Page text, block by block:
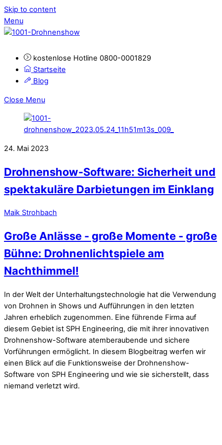
Skip to content
Menu
kostenlose Hotline 0800-0001829
Startseite
Blog
Close Menu
24. Mai 2023
Drohnenshow-Software: Sicherheit und
spektakuläre Darbietungen im Einklang
Maik Strohbach
Große Anlässe - große Momente - große
Bühne: Drohnenlichtspiele am
Nachthimmel!
In der Welt der Unterhaltungstechnologie hat die Verwendung
von Drohnen in Shows und Aufführungen in den letzten
Jahren erheblich zugenommen. Eine führende Firma auf
diesem Gebiet ist SPH Engineering, die mit ihrer innovativen
Drohnenshow-Software atemberaubende und sichere
Vorführungen ermöglicht. In diesem Blogbeitrag werfen wir
einen Blick auf die Funktionsweise der Drohnenshow-
Software von SPH Engineering und wie sie sicherstellt, dass
niemand verletzt wird.